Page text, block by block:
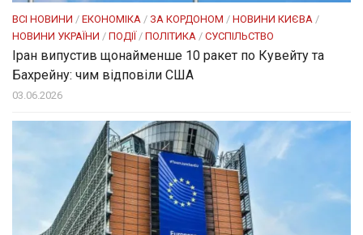
ВСІ НОВИНИ / ЕКОНОМІКА / ЗА КОРДОНОМ / НОВИНИ КИЄВА /
НОВИНИ УКРАЇНИ / ПОДІЇ / ПОЛІТИКА / СУСПІЛЬСТВО
Іран випустив щонайменше 10 ракет по Кувейту та
Бахрейну: чим відповіли США
03.06.2026